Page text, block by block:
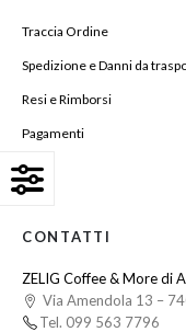
Traccia Ordine
Spedizione e Danni da
Resi e Rimborsi
Pagamenti
Login
CONTATTI
ZELIG Coffee & More di
Via Amendola 13 –
Tel. 099 563 7796